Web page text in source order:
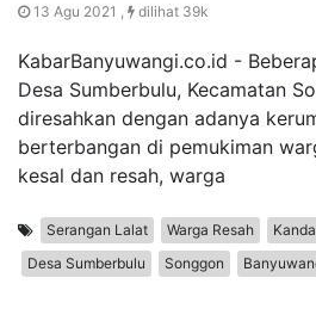
13 Agu 2021 , dilihat 39k
KabarBanyuwangi.co.id -
Desa Sumberbulu, Kecamatan
diresahkan dengan adanya
berterbangan di pemukiman
kesal dan resah, warga
Serangan Lalat Warga Resah
Desa Sumberbulu
Songgon